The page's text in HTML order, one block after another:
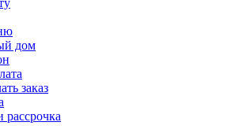
дом
заказ
рассрочка